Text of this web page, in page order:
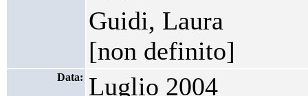
Guidi, Laura
[non definito]
Data: Luglio 2004